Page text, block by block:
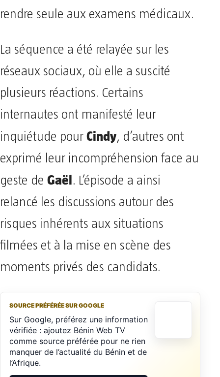
rendre seule aux examens médicaux.
La séquence a été relayée sur les
réseaux sociaux, où elle a suscité
plusieurs réactions. Certains
internautes ont manifesté leur
inquiétude pour Cindy, d’autres ont
exprimé leur incompréhension face au
geste de Gaël. L’épisode a ainsi
relancé les discussions autour des
risques inhérents aux situations
filmées et à la mise en scène des
moments privés des candidats.
SOURCE PRÉFÉRÉE SUR GOOGLE
Sur Google, préférez une information
vérifiée : ajoutez Bénin Web TV
comme source préférée pour ne rien
manquer de l’actualité du Bénin et de
l’Afrique.